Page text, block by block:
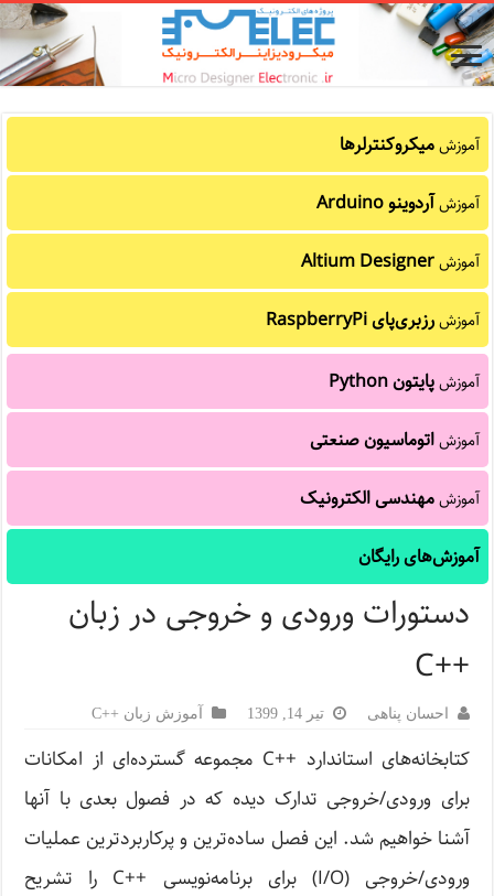
آموزشمیکروکنترلرها
آموزشآردوینو Arduino
آموزشAltium Designer
آموزشرزبری‌پای RaspberryPi
آموزشپایتون Python
آموزشاتوماسیون صنعتی
آموزشمهندسی الکترونیک
آموزش‌های رایگان
دستورات ورودی و خروجی در زبان
++C
احسان پناهی تیر 14, 1399 آموزش زبان ++C
کتابخانه‌های استاندارد ++C مجموعه گسترده‌ای از امکانات
برای ورودی/خروجی تدارک دیده که در فصول بعدی با آنها
آشنا خواهیم شد. این فصل ساده‌ترین و پرکاربردترین عملیات
ورودی/خروجی (I/O) برای برنامه‌نویسی ++C را تشریح